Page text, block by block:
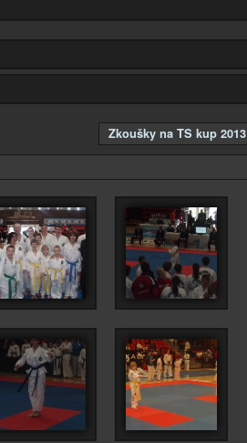
Zkoušky na TS kup 2013